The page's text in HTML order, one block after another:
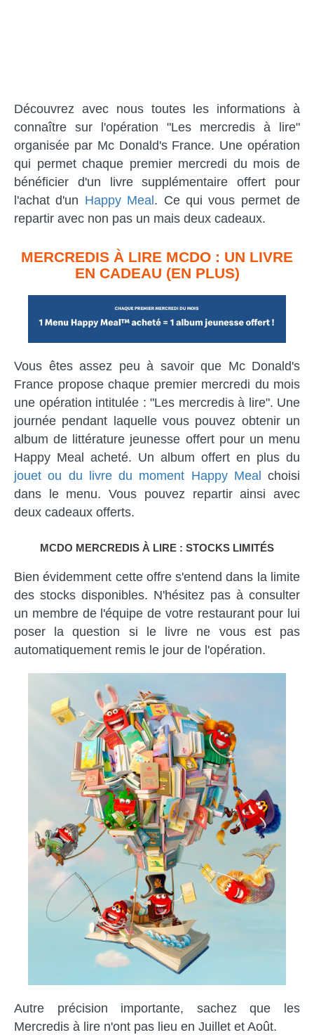
Découvrez avec nous toutes les informations à
connaître sur l'opération "Les mercredis à lire"
organisée par Mc Donald's France. Une opération
qui permet chaque premier mercredi du mois de
bénéficier d'un livre supplémentaire offert pour
l'achat d'un Happy Meal . Ce qui vous permet de
repartir avec non pas un mais deux cadeaux.
MERCREDIS À LIRE MCDO : UN LIVRE
EN CADEAU (EN PLUS)
Vous êtes assez peu à savoir que Mc Donald's
France propose chaque premier mercredi du mois
une opération intitulée : "Les mercredis à lire". Une
journée pendant laquelle vous pouvez obtenir un
album de littérature jeunesse offert pour un menu
Happy Meal acheté. Un album offert en plus du
jouet ou du livre du moment Happy Meal
choisi
dans le menu. Vous pouvez repartir ainsi avec
deux cadeaux offerts.
MCDO MERCREDIS À LIRE : STOCKS LIMITÉS
Bien évidemment cette offre s'entend dans la limite
des stocks disponibles. N'hésitez pas à consulter
un membre de l'équipe de votre restaurant pour lui
poser la question si le livre ne vous est pas
automatiquement remis le jour de l'opération.
Autre précision importante, sachez que les
Mercredis à lire n'ont pas lieu en Juillet et Août.